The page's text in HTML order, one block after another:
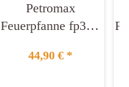
Petromax
Feuerpfanne fp30-t
44,90 € *